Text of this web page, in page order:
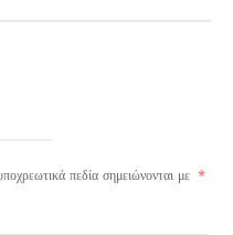
πεδία σημειώνονται με *